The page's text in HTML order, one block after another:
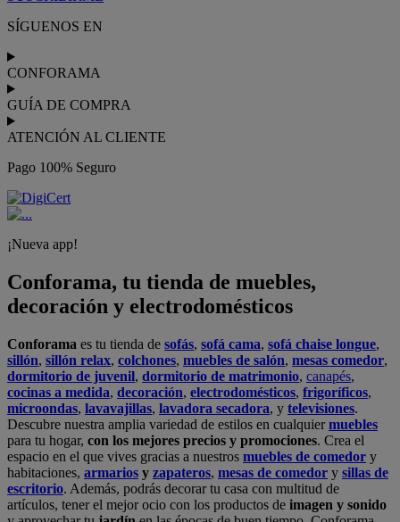
SÍGUENOS EN
CONFORAMA
GUÍA DE COMPRA
ATENCIÓN AL CLIENTE
Pago 100% Seguro
¡Nueva app!
Conforama, tu tienda de muebles,
decoración y electrodomésticos
Conforama es tu tienda de sofás, sofá cama, sofá chaise longue,
sillón, sillón relax, colchones, muebles de salón, mesas comedor,
dormitorio de juvenil, dormitorio de matrimonio, canapés,
cocinas a medida, decoración, electrodomésticos, frigoríficos,
microondas, lavavajillas, lavadora secadora, y televisiones.
Descubre nuestra amplia variedad de estilos en cualquiermuebles
para tu hogar, con los mejores precios y promociones. Crea el
espacio en el que vives gracias a nuestros muebles de comedor y
habitaciones, armarios y zapateros, mesas de comedor y sillas de
escritorio. Además, podrás decorar tu casa con multitud de
artículos, tener el mejor ocio con los productos de imagen y sonido